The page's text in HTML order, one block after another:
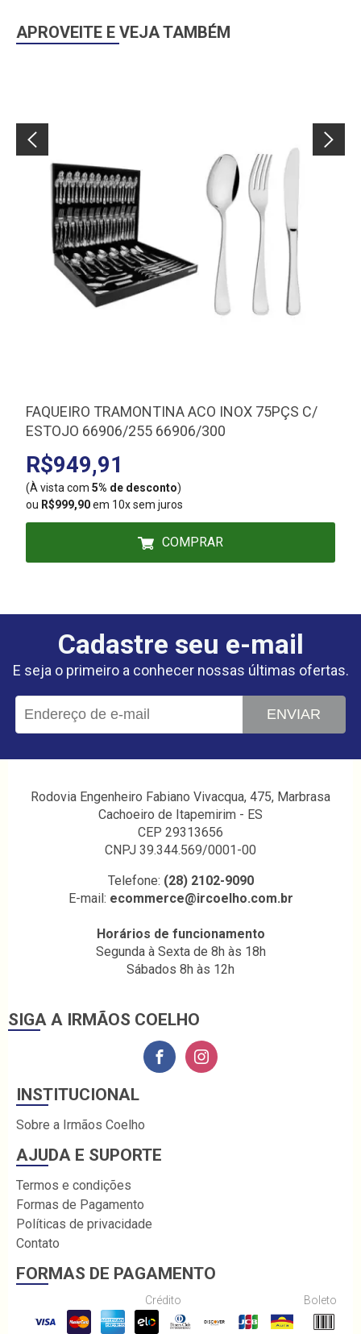
APROVEITE E VEJA TAMBÉM
FAQUEIRO TRAMONTINA ACO INOX 75PÇS C/
ESTOJO 66906/255 66906/300
R$949,91
(À vista com 5% de desconto)
ou R$999,90em 10x sem juros
COMPRAR
Cadastre seu e-mail
E seja o primeiro a conhecer nossas últimas ofertas.
ENVIAR
Rodovia Engenheiro Fabiano Vivacqua, 475, Marbrasa
Cachoeiro de Itapemirim - ES
CEP 29313656
CNPJ 39.344.569/0001-00
Telefone: (28) 2102-9090
E-mail: ecommerce@ircoelho.com.br
Horários de funcionamento
Segunda à Sexta de 8h às 18h
Sábados 8h às 12h
SIGA A IRMÃOS COELHO
INSTITUCIONAL
Sobre a Irmãos Coelho
AJUDA E SUPORTE
Termos e condições
Formas de Pagamento
Políticas de privacidade
Contato
FORMAS DE PAGAMENTO
Crédito Boleto